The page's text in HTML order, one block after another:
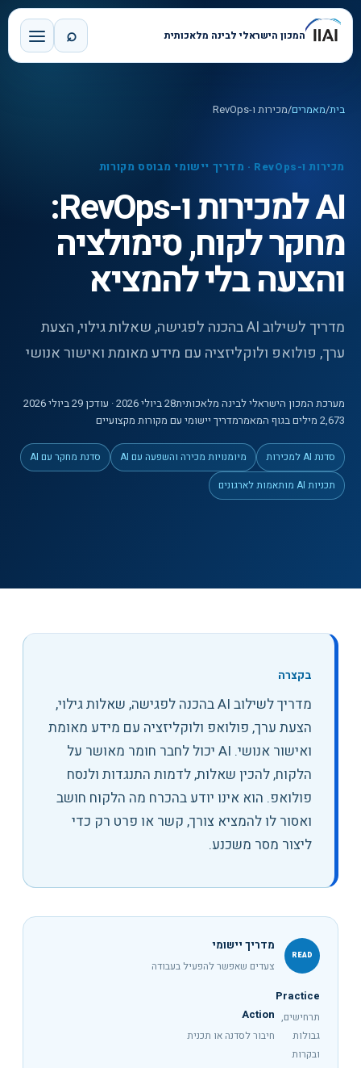
המכון הישראלי לבינה מלאכותית ⌕
בית/מאמרים/מכירות ו-RevOps
מכירות ו-RevOps · מדריך יישומי מבוסס מקורות
AI למכירות ו-RevOps:
מחקר לקוח, סימולציה
והצעה בלי להמציא
מדריך לשילוב AI בהכנה לפגישה, שאלות גילוי, הצעת
ערך, פולואפ ולוקליזציה עם מידע מאומת ואישור אנושי
מערכת המכון הישראלי לבינה מלאכותית28 ביולי 2026
· עודכן 29 ביולי 2026
2,673 מיליםבגוף המאמרמדריך יישומי עם מקורות מקצועיים
סדנת AI למכירות מיומנויות מכירה והשפעה עם AI
סדנת מחקר עם AI
תכניות AI מותאמות לארגונים
בקצרה
מדריך לשילוב AI בהכנה לפגישה, שאלות גילוי,
הצעת ערך, פולואפ ולוקליזציה עם מידע מאומת
ואישור אנושי.
AI יכול לחבר חומר מאושר על
הלקוח, להכין שאלות, לדמות התנגדות ולנסח
פולואפ. הוא אינו יודע בהכרח מה הלקוח חושב
ואסור לו להמציא צורך, קשר או פרט רק כדי
ליצור מסר משכנע.
READ
מדריך יישומי
צעדים שאפשר להפעיל בעבודה
Practice
תרחישים,
גבולות
ובקרות
Action
חיבור לסדנה או תכנית